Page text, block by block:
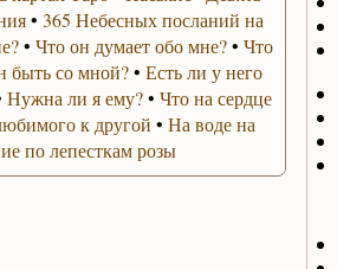
• 365 Небесных посланий на
• Что он думает обо мне?• Что
быть со мной?• Есть ли у него
Нужна ли я ему?• Что на сердце
к другой • На воде на
по лепесткам розы